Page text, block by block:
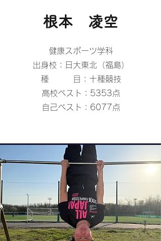
​根本 凌空
健康スポーツ学科
出身校：日大東北（福島）
種 目：十種競技
高校ベスト：5353点
​自己ベスト：6077点